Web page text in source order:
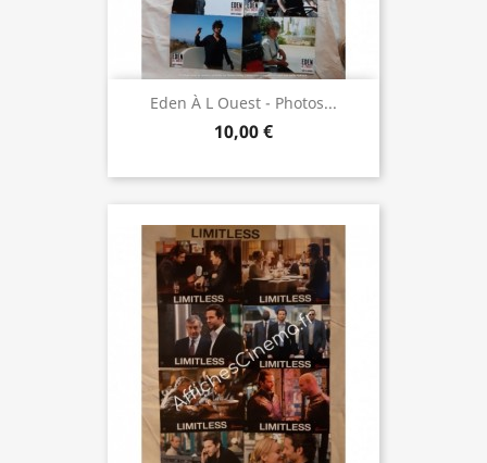
Eden À L Ouest - Photos...
10,00 €